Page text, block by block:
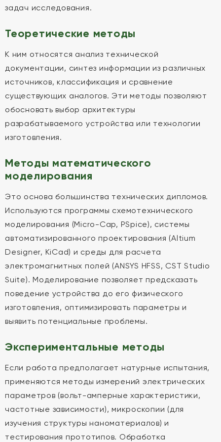
задач исследования.
Теоретические методы
К ним относятся анализ технической
документации, синтез информации из различных
источников, классификация и сравнение
существующих аналогов. Эти методы позволяют
обосновать выбор архитектуры
разрабатываемого устройства или технологии
изготовления.
Методы математического
моделирования
Это основа большинства технических дипломов.
Используются программы схемотехнического
моделирования (Micro-Cap, PSpice), системы
автоматизированного проектирования (Altium
Designer, KiCad) и среды для расчета
электромагнитных полей (ANSYS HFSS, CST Studio
Suite). Моделирование позволяет предсказать
поведение устройства до его физического
изготовления, оптимизировать параметры и
выявить потенциальные проблемы.
Экспериментальные методы
Если работа предполагает натурные испытания,
применяются методы измерений электрических
параметров (вольт-амперные характеристики,
частотные зависимости), микроскопии (для
изучения структуры наноматериалов) и
тестирования прототипов. Обработка